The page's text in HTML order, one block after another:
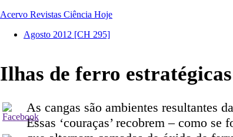
Acervo Revistas Ciência Hoje
Agosto 2012 [CH 295]
Ilhas de ferro
As cangas são ambientes resultantes
Essas ‘couraças’ recobrem – como